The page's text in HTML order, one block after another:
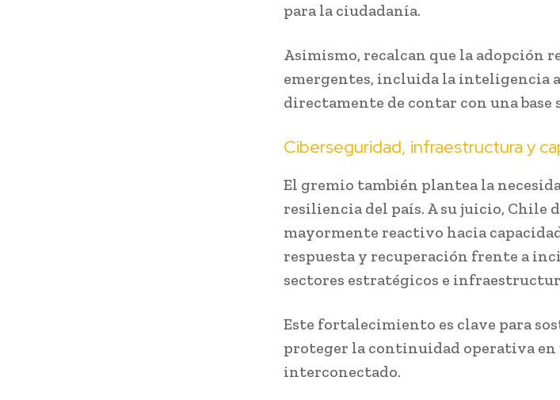
para la ciudadanía.
Asimismo, recalcan que la adopción
emergentes, incluida la inteligencia
directamente de contar con una base
Ciberseguridad, infraestructura y
El gremio también plantea la
resiliencia del país. A su juicio, Chile
mayormente reactivo hacia
respuesta y recuperación frente a
sectores estratégicos e
Este fortalecimiento es clave para
proteger la continuidad operativa en
interconectado.